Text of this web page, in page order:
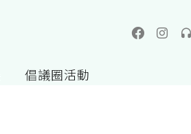
倡議圈活動